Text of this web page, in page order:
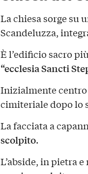
La chiesa sorge su
Scandeluzza,
È l’edificio sacro
“ecclesia Sancti
Inizialmente
cimiteriale dopo lo
La facciata a
scolpito.
L’abside, in pietra